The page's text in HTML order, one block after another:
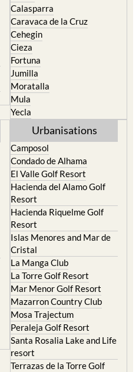
Calasparra
Caravaca de la Cruz
Cehegin
Cieza
Fortuna
Jumilla
Moratalla
Mula
Yecla
Urbanisations
Camposol
Condado de Alhama
El Valle Golf Resort
Hacienda del Alamo Golf
Resort
Hacienda Riquelme Golf
Resort
Islas Menores and Mar de
Cristal
La Manga Club
La Torre Golf Resort
Mar Menor Golf Resort
Mazarron Country Club
Mosa Trajectum
Peraleja Golf Resort
Santa Rosalia Lake and Life
resort
Terrazas de la Torre Golf